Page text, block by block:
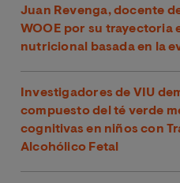
Juan Revenga, docente
WOOE por su trayectoria
nutricional basada en la
Investigadores de VIU
compuesto del té verde
cognitivas en niños con
Alcohólico Fetal